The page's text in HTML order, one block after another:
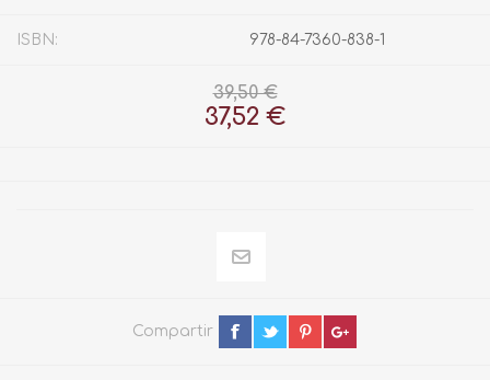
ISBN: 978-84-7360-838-1
39,50 €
37,52 €
Compartir